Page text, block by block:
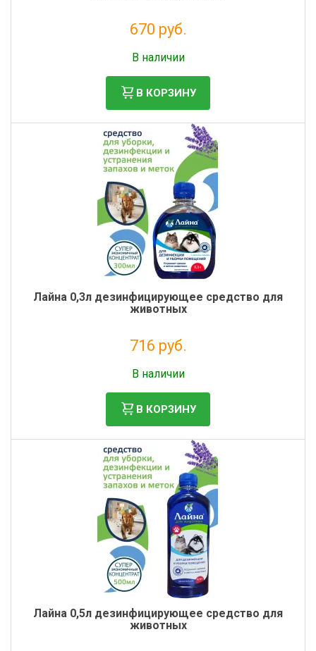
670 руб.
В наличии
В КОРЗИНУ
Лайна 0,3л дезинфицирующее средство для
животных
716 руб.
В наличии
В КОРЗИНУ
Лайна 0,5л дезинфицирующее средство для
животных